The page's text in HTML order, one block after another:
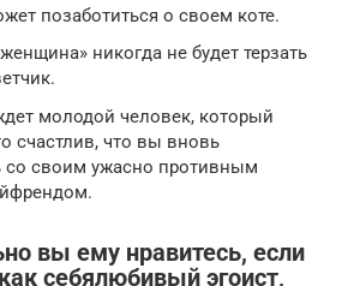
позаботиться о своем коте.
никогда не будет терзать
молодой человек, который
счастлив, что вы вновь
со своим ужасно противным
вы ему нравитесь, если
себялюбивый эгоист,